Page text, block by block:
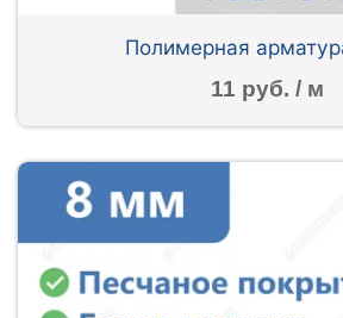
Полимерная
11 руб. / м